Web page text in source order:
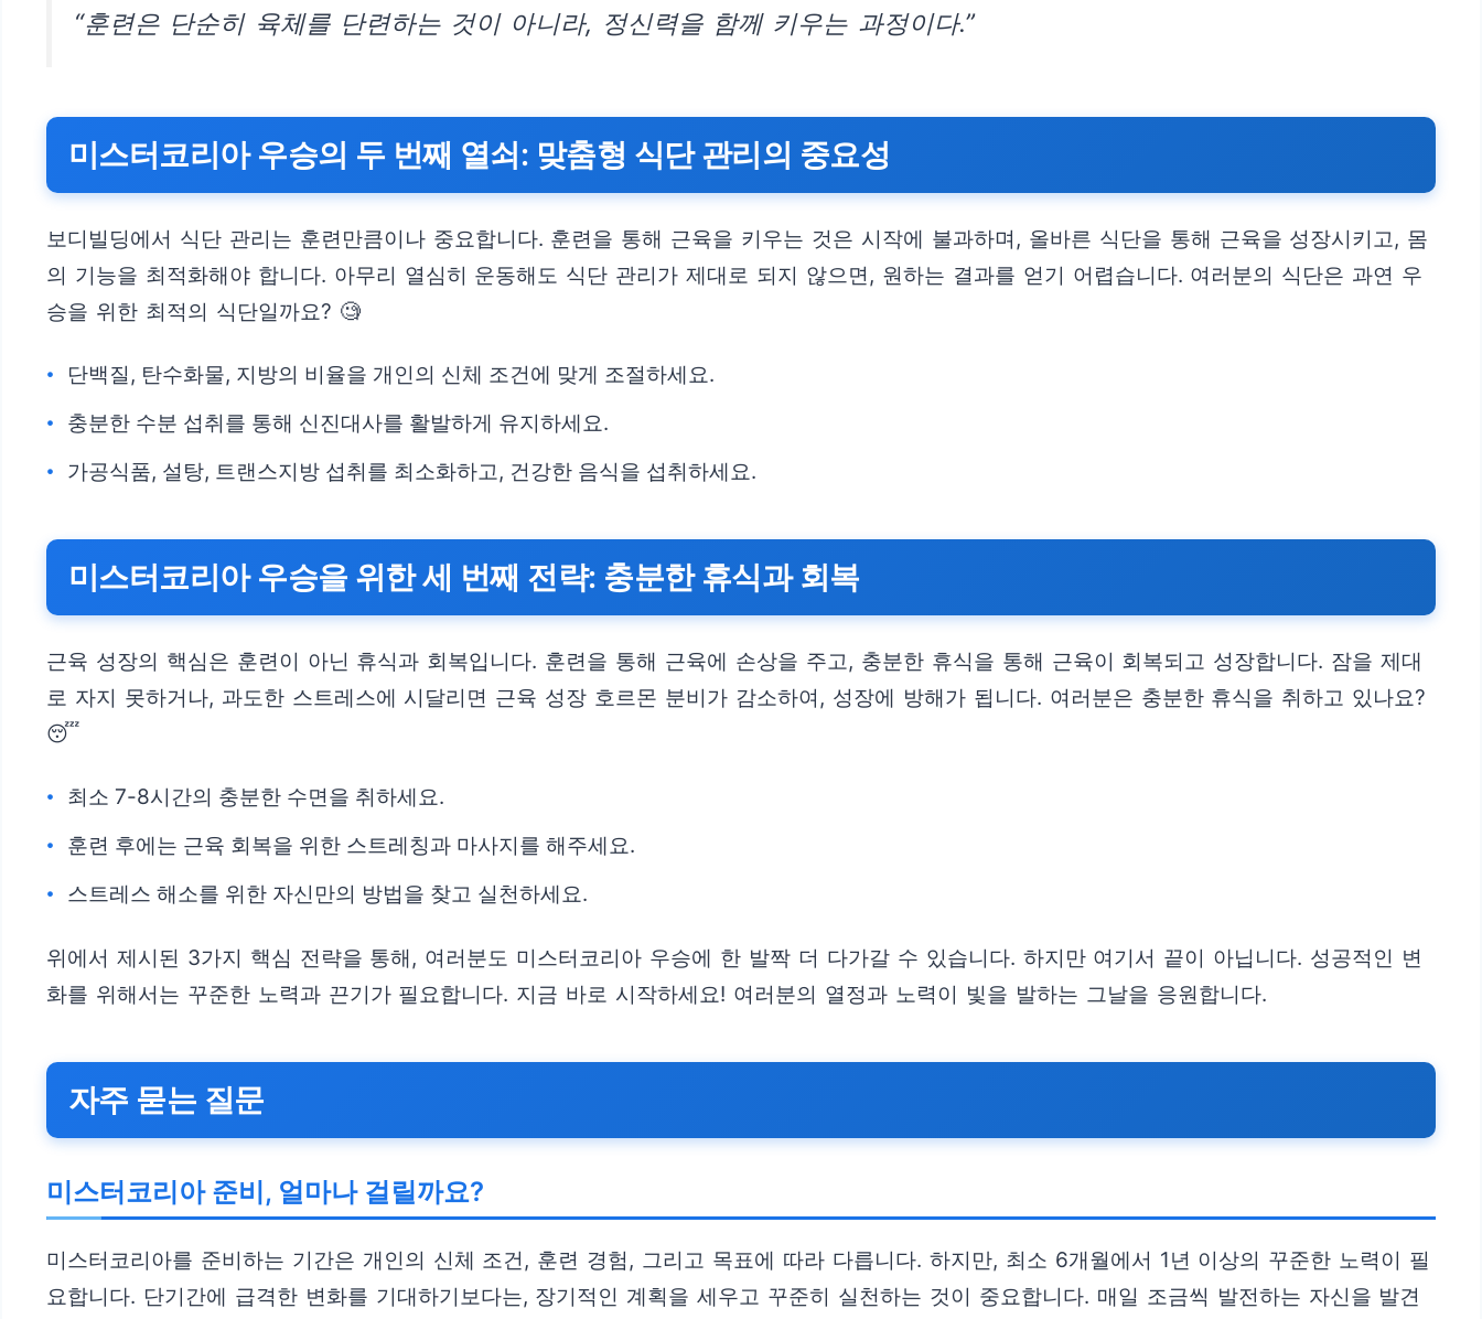
“훈련은 단순히 육체를 단련하는 것이 아니라, 정신력을 함께 키우는 과정이다.”
미스터코리아 우승의 두 번째 열쇠: 맞춤형 식단 관리의 중요성
보디빌딩에서 식단 관리는 훈련만큼이나 중요합니다. 훈련을 통해 근육을 키우는 것은 시작에 불과하며, 올바른 식단을 통해 근육을 성장시키고, 몸
의 기능을 최적화해야 합니다. 아무리 열심히 운동해도 식단 관리가 제대로 되지 않으면, 원하는 결과를 얻기 어렵습니다. 여러분의 식단은 과연 우
승을 위한 최적의 식단일까요? 🧐
단백질, 탄수화물, 지방의 비율을 개인의 신체 조건에 맞게 조절하세요.
충분한 수분 섭취를 통해 신진대사를 활발하게 유지하세요.
가공식품, 설탕, 트랜스지방 섭취를 최소화하고, 건강한 음식을 섭취하세요.
미스터코리아 우승을 위한 세 번째 전략: 충분한 휴식과 회복
근육 성장의 핵심은 훈련이 아닌 휴식과 회복입니다. 훈련을 통해 근육에 손상을 주고, 충분한 휴식을 통해 근육이 회복되고 성장합니다. 잠을 제대
로 자지 못하거나, 과도한 스트레스에 시달리면 근육 성장 호르몬 분비가 감소하여, 성장에 방해가 됩니다. 여러분은 충분한 휴식을 취하고 있나요?
😴
최소 7-8시간의 충분한 수면을 취하세요.
훈련 후에는 근육 회복을 위한 스트레칭과 마사지를 해주세요.
스트레스 해소를 위한 자신만의 방법을 찾고 실천하세요.
위에서 제시된 3가지 핵심 전략을 통해, 여러분도 미스터코리아 우승에 한 발짝 더 다가갈 수 있습니다. 하지만 여기서 끝이 아닙니다. 성공적인 변
화를 위해서는 꾸준한 노력과 끈기가 필요합니다. 지금 바로 시작하세요! 여러분의 열정과 노력이 빛을 발하는 그날을 응원합니다.
자주 묻는 질문
미스터코리아 준비, 얼마나 걸릴까요?
미스터코리아를 준비하는 기간은 개인의 신체 조건, 훈련 경험, 그리고 목표에 따라 다릅니다. 하지만, 최소 6개월에서 1년 이상의 꾸준한 노력이 필
요합니다. 단기간에 급격한 변화를 기대하기보다는, 장기적인 계획을 세우고 꾸준히 실천하는 것이 중요합니다. 매일 조금씩 발전하는 자신을 발견